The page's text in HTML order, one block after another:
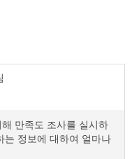
만족도 조사를 실시하
는 정보에 대하여 얼마나